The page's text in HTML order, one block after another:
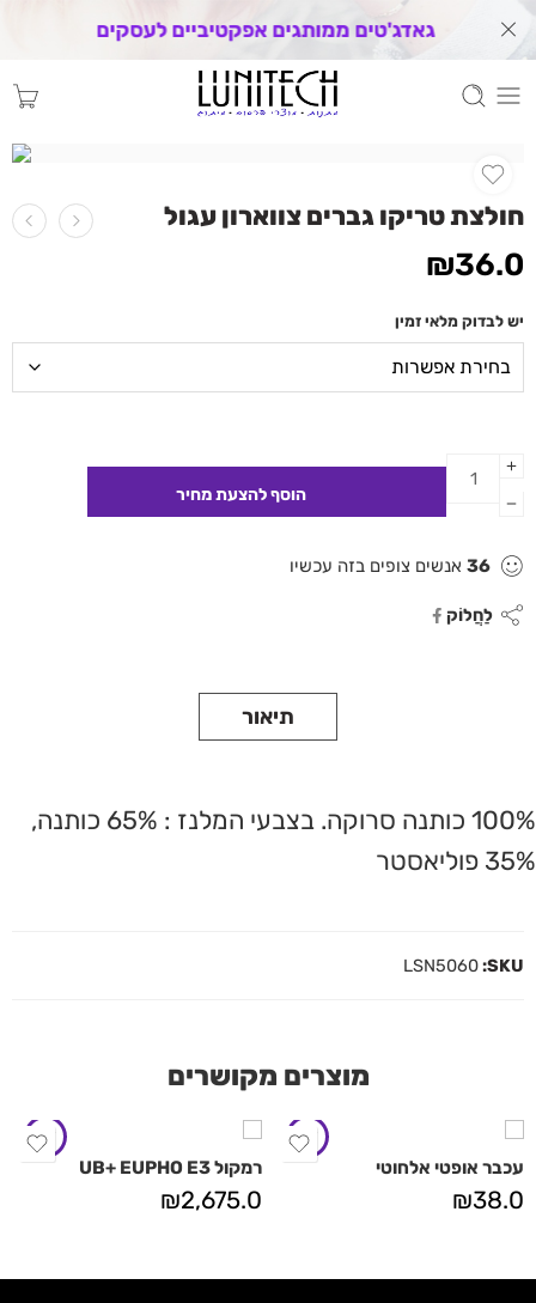
גאדג'טים ממותגים אפקטיביים לעסקים
חולצת טריקו גברים צווארון עגול
₪36.0
יש לבדוק מלאי זמין
36 אנשים צופים בזה עכשיו
לַחֲלוֹק
תיאור
100% כותנה סרוקה. בצבעי המלנז : 65% כותנה,
35% פוליאסטר
SKU:
LSN5060
מוצרים מקושרים
עכבר אופטי אלחוטי
₪38.0
רמקול UB+ EUPHO E3
₪2,675.0